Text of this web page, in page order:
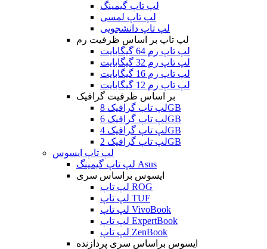
لپ تاپ گیمینگ
لپ تاپ لمسی
لپ تاپ دانشجویی
لپ تاپ بر اساس ظرفیت رم
لپ تاپ رم 64 گیگابایت
لپ تاپ رم 32 گیگابایت
لپ تاپ رم 16 گیگابایت
لپ تاپ رم 12 گیگابایت
بر اساس ظرفیت گرافیک
لپ تاپ گرافیک 8GB
لپ تاپ گرافیک 6GB
لپ تاپ گرافیک 4GB
لپ تاپ گرافیک 2GB
لپ تاپ ایسوس
لپ تاپ گیمینگ Asus
ایسوس براساس سری
لپ تاپ ROG
لپ تاپ TUF
لپ تاپ VivoBook
لپ تاپ ExpertBook
لپ تاپ ZenBook
ایسوس براساس سری پردازنده